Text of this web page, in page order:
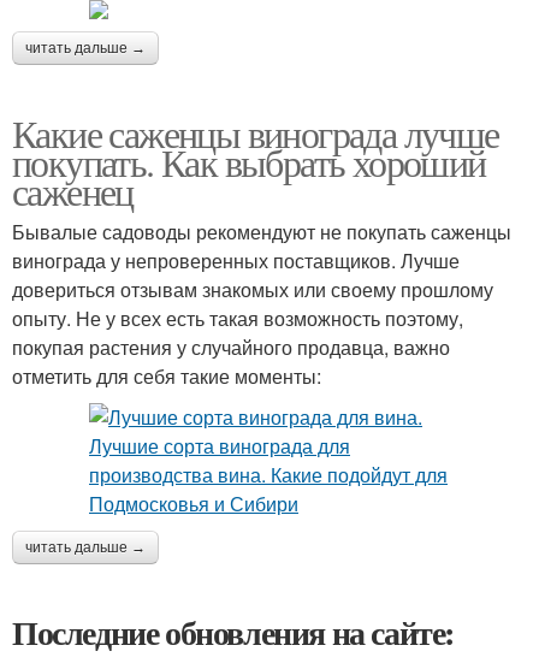
читать дальше →
Какие саженцы винограда лучше
покупать. Как выбрать хороший
саженец
Бывалые садоводы рекомендуют не покупать саженцы
винограда у непроверенных поставщиков. Лучше
довериться отзывам знакомых или своему прошлому
опыту. Не у всех есть такая возможность поэтому,
покупая растения у случайного продавца, важно
отметить для себя такие моменты:
читать дальше →
Последние обновления на сайте: